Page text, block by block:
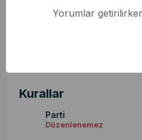
Kurallar
Parti
Düzenlenemez
Yorumlar